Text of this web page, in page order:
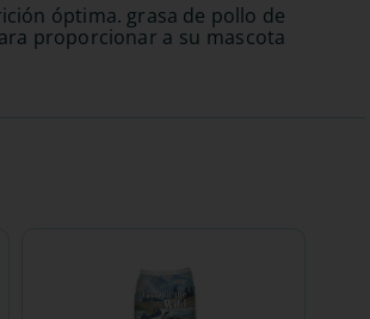
óptima. grasa de pollo de
proporcionar a su mascota